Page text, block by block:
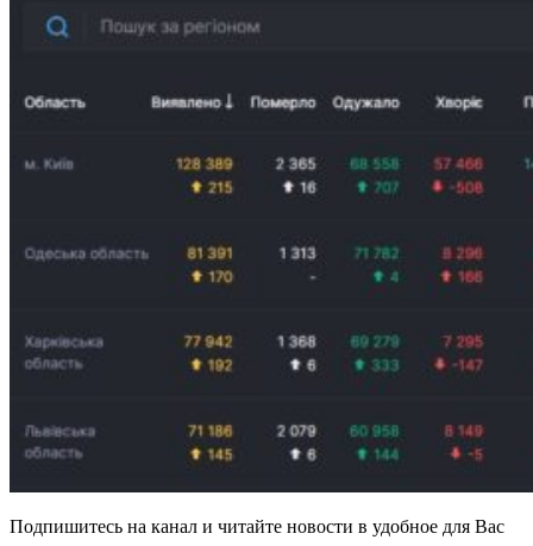
Подпишитесь на канал и читайте новости в удобное для Вас